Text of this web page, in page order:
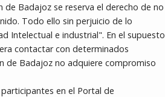
Badajoz se reserva el derecho de no
Todo ello sin perjuicio de lo
Intelectual e industrial". En el supuesto
contactar con determinados
de Badajoz no adquiere compromiso
en el Portal de